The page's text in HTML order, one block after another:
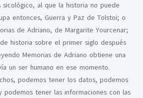
al que la historia no puede
entonces, Guerra y Paz de Tolstoi; o
de Adriano, de Margarite Yourcenar;
historia sobre el primer siglo después
Memorias de Adriano obtiene una
un ser humano en ese momento.
podemos tener los datos, podemos
podemos tener las informaciones con las